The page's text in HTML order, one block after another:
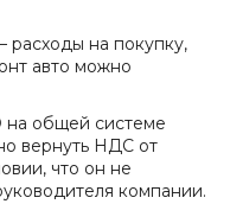
расходы на покупку,
авто можно
общей системе
вернуть НДС от
что он не
компании.